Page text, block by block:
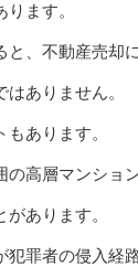
ます。
と、不動産売却
ありません。
あります。
の高層マンショ
あります。
犯罪者の侵入経